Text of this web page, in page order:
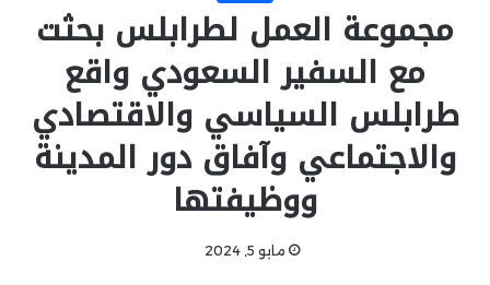
مجموعة العمل لطرابلس بحثت
مع السفير السعودي واقع
طرابلس السياسي والاقتصادي
والاجتماعي وآفاق دور المدينة
ووظيفتها
مايو 5, 2024